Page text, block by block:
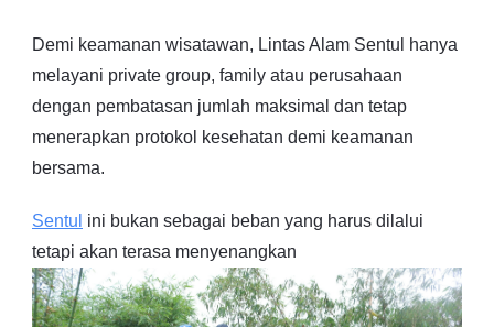
Demi keamanan wisatawan, Lintas Alam Sentul hanya
melayani private group, family atau perusahaan
dengan pembatasan jumlah maksimal dan tetap
menerapkan protokol kesehatan demi keamanan
bersama.
Sentul ini bukan sebagai beban yang harus dilalui
tetapi akan terasa menyenangkan